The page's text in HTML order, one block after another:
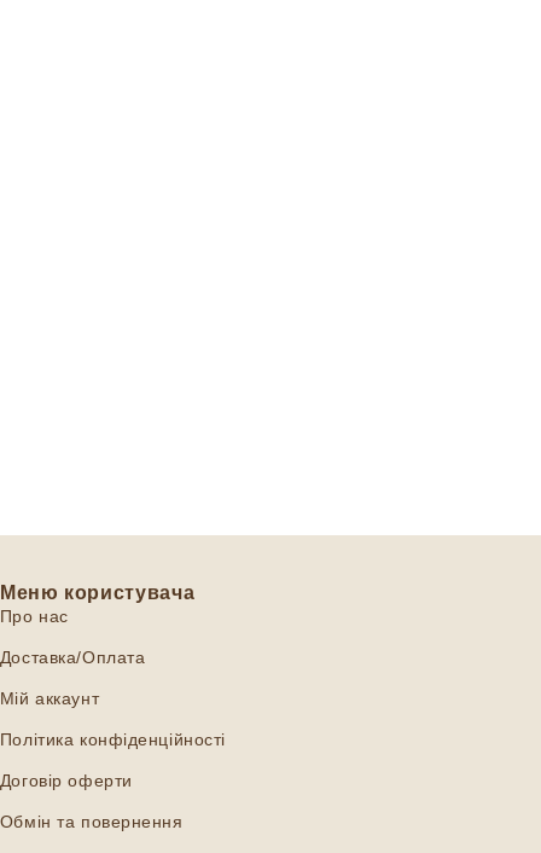
Меню користувача
Про нас
Доставка/Оплата
Мій аккаунт
Політика конфіденційності
Договір оферти
Обмін та повернення